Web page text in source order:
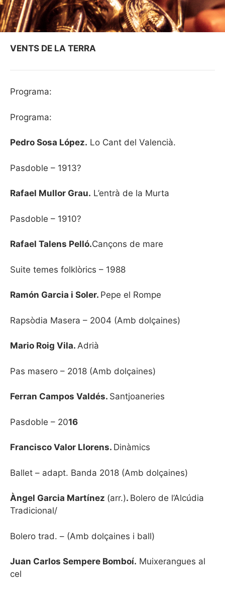
VENTS DE LA TERRA
Programa:
Programa:
Pedro Sosa López. Lo Cant del Valencià.
Pasdoble – 1913?
Rafael Mullor Grau. L’entrà de la Murta
Pasdoble – 1910?
Rafael Talens Pelló.Cançons de mare
Suite temes folklòrics – 1988
Ramón Garcia i Soler. Pepe el Rompe
Rapsòdia Masera – 2004 (Amb dolçaines)
Mario Roig Vila. Adrià
Pas masero – 2018 (Amb dolçaines)
Ferran Campos Valdés. Santjoaneries
Pasdoble – 2016
Francisco Valor Llorens. Dinàmics
Ballet – adapt. Banda 2018 (Amb dolçaines)
Àngel Garcia Martínez (arr.). Bolero de l’Alcúdia
Tradicional/
Bolero trad. – (Amb dolçaines i ball)
Juan Carlos Sempere Bomboí. Muixerangues al
cel